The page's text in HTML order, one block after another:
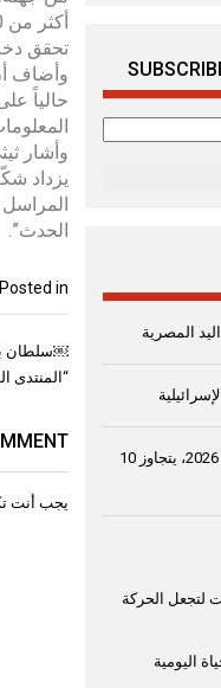
تحقق
حالياً
المعلومات
يزداد
الحدث”.
Posted in
تصفّح
“المنتدى
يجب أنت
المصرية
إنتاج القمح في مصر خلال موسم 2026، يتجاوز 10
الحركة
اليومية